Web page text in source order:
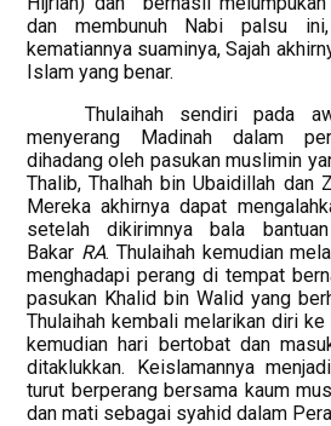
dan membunuh Nabi palsu
kematiannya suaminya, Sajah
Islam yang benar.
Thulaihah sendiri pada
menyerang Madinah dalam
dihadang oleh pasukan muslimin
Thalib, Thalhah bin Ubaidillah dan
Mereka akhirnya dapat
setelah dikirimnya bala
Bakar RA. Thulaihah kemudian
menghadapi perang di tempat
pasukan Khalid bin Walid yang
Thulaihah kembali melarikan diri
kemudian hari bertobat dan
ditaklukkan. Keislamannya
turut berperang bersama kaum
dan mati sebagai syahid dalam